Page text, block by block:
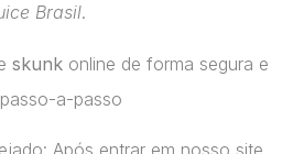
Brasil.
skunk online de forma segura e
a-passo